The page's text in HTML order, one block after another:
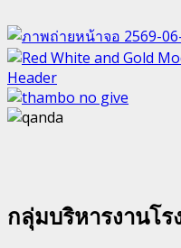
กลุ่มบริหารงานโร